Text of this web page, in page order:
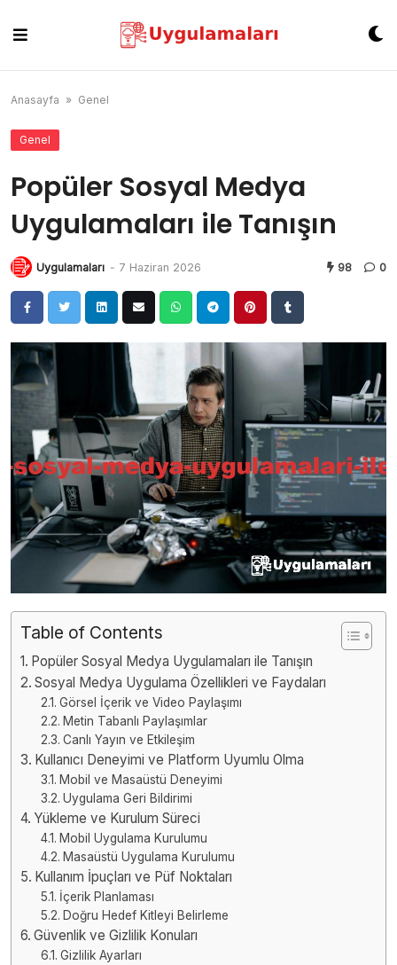
content
Anasayfa » Genel
Genel
Popüler Sosyal Medya
Uygulamaları ile Tanışın
Uygulamaları - 7 Haziran 2026 98 0
Table of Contents
Popüler Sosyal Medya Uygulamaları ile Tanışın
Sosyal Medya Uygulama Özellikleri ve Faydaları
Görsel İçerik ve Video Paylaşımı
Metin Tabanlı Paylaşımlar
Canlı Yayın ve Etkileşim
Kullanıcı Deneyimi ve Platform Uyumlu Olma
Mobil ve Masaüstü Deneyimi
Uygulama Geri Bildirimi
Yükleme ve Kurulum Süreci
Mobil Uygulama Kurulumu
Masaüstü Uygulama Kurulumu
Kullanım İpuçları ve Püf Noktaları
İçerik Planlaması
Doğru Hedef Kitleyi Belirleme
Güvenlik ve Gizlilik Konuları
Gizlilik Ayarları